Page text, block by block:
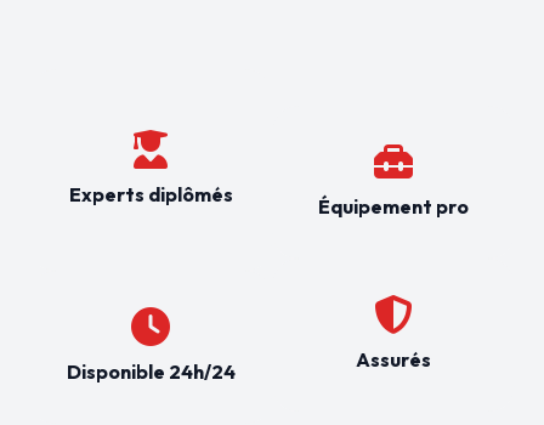
Experts diplômés
Disponible 24h/24
Équipement pro
Assurés